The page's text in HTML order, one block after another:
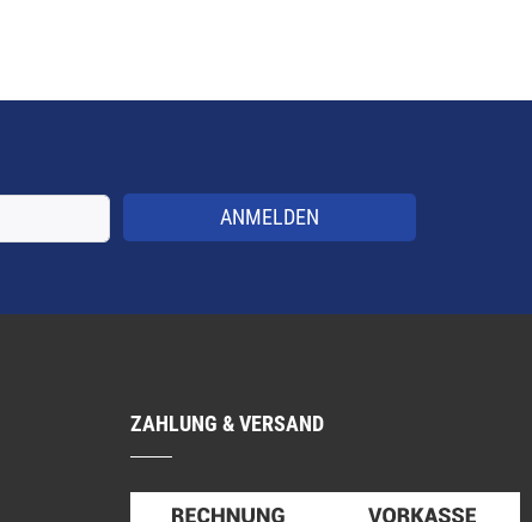
ANMELDEN
ZAHLUNG & VERSAND